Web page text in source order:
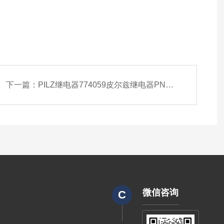
下一篇： PILZ继电器774059皮尔兹继电器PNOZ X7 24VACDC
C 微信咨询